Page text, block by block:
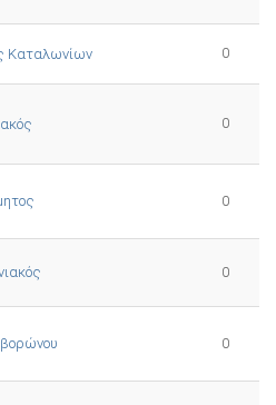
Καταλωνίων 0
0
0
0
0